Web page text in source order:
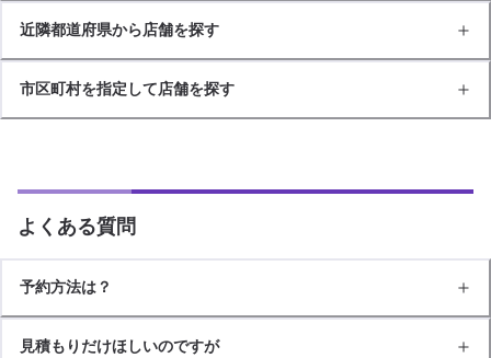
近隣都道府県から店舗を探す
市区町村を指定して店舗を探す
よくある質問
予約方法は？
見積もりだけほしいのですが